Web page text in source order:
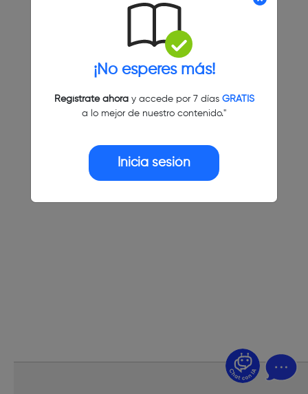
¡No esperes más!
Regístrate ahoray accede por 7 días GRATIS
a lo mejor de nuestro contenido."
Inicia sesión